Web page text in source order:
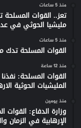
منذ 5 ساعات
تعز.. القوات
مليشيا الحوثي في
منذ 5 ساعات
القوات المسلحة تدك
منذ 12 ساعة
القوات المسلحة:
المليشيات الحوثية
منذ يومين
وزارة الدفاع:
الإرهابية في الزمان